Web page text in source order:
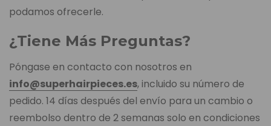
podamos ofrecerle.
¿Tiene Más Preguntas?
Póngase en contacto con nosotros en
info@superhairpieces.es, incluido su número de
pedido. 14 días después del envío para un cambio o
reembolso dentro de 2 semanas solo en condiciones